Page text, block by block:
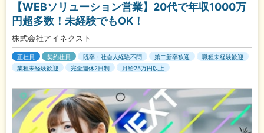
【WEBソリューション営業】20代で年収1000万
円超多数！未経験でもOK！
株式会社アイネクスト
正社員 契約社員 既卒・社会人経験不問 第二新卒歓迎
職種未経験歓迎
業種未経験歓迎
完全週休2日制 月給25万円以上